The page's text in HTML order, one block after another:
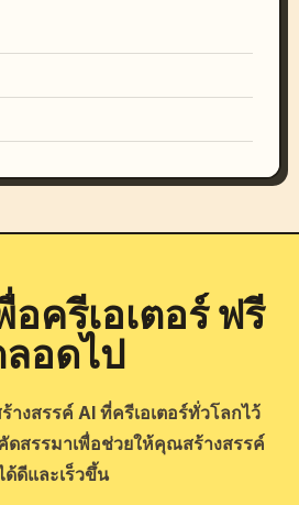
อครีเอเตอร์ ฟรี
อดไป
งสรรค์ AI ที่ครีเอเตอร์ทั่วโลกไว้
สรรมาเพื่อช่วยให้คุณสร้างสรรค์
ด้ดีและเร็วขึ้น